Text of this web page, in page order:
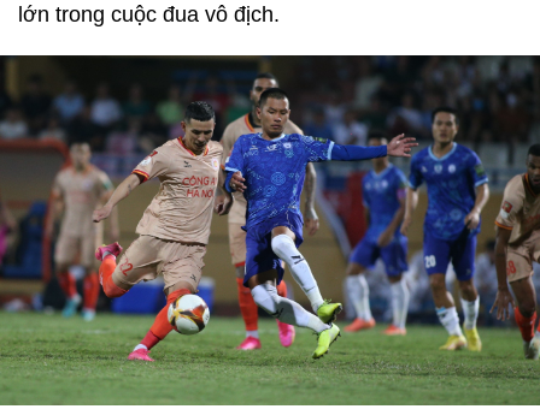
lớn trong cuộc đua vô địch.